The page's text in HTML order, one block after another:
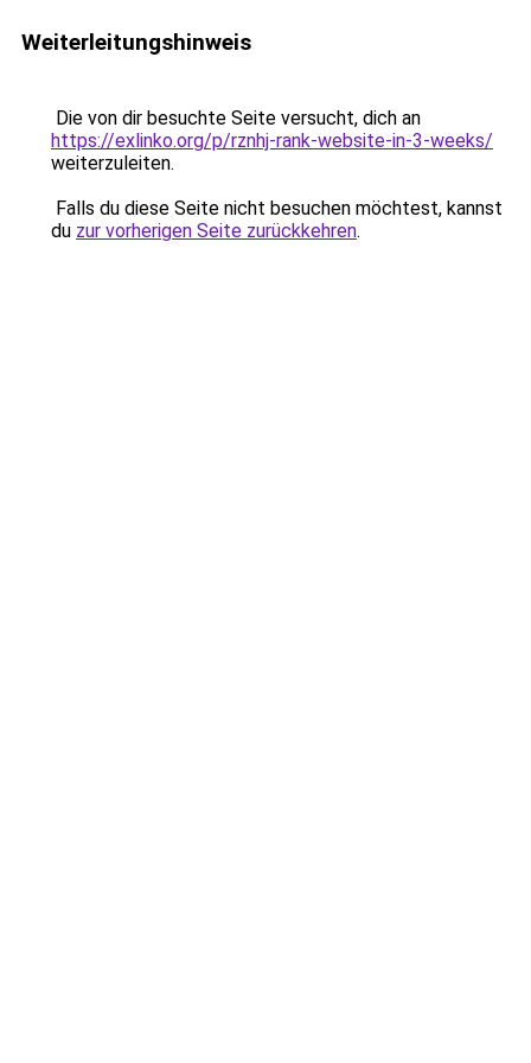
Weiterleitungshinweis
Die von dir besuchte Seite versucht, dich an
https://exlinko.org/p/rznhj-rank-website-in-3-weeks/
weiterzuleiten.
Falls du diese Seite nicht besuchen möchtest, kannst
du zur vorherigen Seite zurückkehren.